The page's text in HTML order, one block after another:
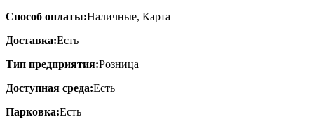
Способ оплаты:Наличные, Карта
Доставка:Есть
Тип предприятия:Розница
Доступная среда:Есть
Парковка:Есть